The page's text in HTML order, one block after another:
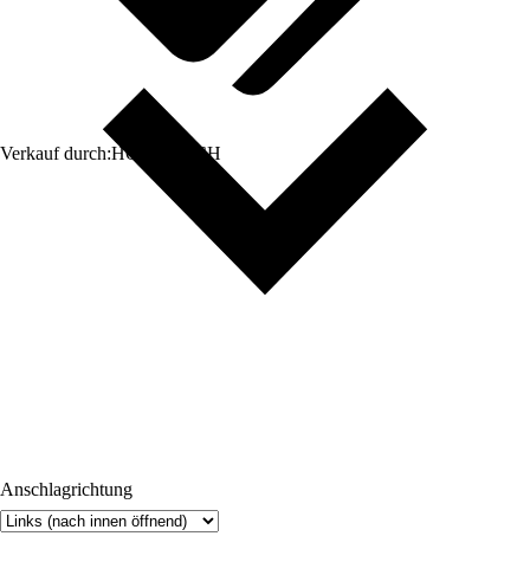
Verkauf durch:HORNBACH
Anschlagrichtung